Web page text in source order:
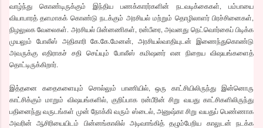
வாழ்ந்து கொண்டிருக்கும் இந்திய பணக்காரர்களின் நடவடிக்கைகள், பம்பாயை
வியாபாரத் தளமாகக் கொண்டு நடக்கும் அரசியல் மற்றும் தொழிலாளர் பிரச்சினைகள்,
நிழலுலக வேலைகள். அரசியல் பின்னணிகள், ரன்பீரை, அவனது நெட்வொர்கைப் பிடிக்க
முயலும் போலீஸ் அதிகாரி கே.கே.மேனன், அரசியல்வாதியுடன் இணைந்துகொண்டு
அவருக்கு எதிராகச் சதி செய்யும் போலீஸ் கமிஷனர் என நிறைய விஷயங்களைத்
தொட்டிருக்கிறார்.
இத்தனை கதைகளையும் சொல்லும் பாணியில், ஒரு காட்சியிலிருந்து இன்னொரு
காட்சிக்கும் மாறும் விஷயங்களில், குறிப்பாக ரன்பீரின் சிறு வயது காட்சிகளிலிருந்து
பதினைந்து வருடங்கள் முன் நோக்கி வரும் ஸ்டைல், அனுஷ்கா சிறு வயதுப் பெண்ணாக
அவரின் ஆசிரியையிடம் பின்னங்காலில் அடிவாங்கித் தழும்பேறிய காலுடன் நடக்க